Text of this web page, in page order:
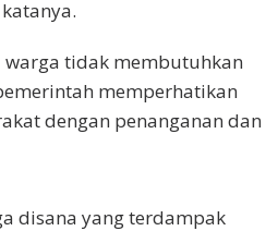
tidak membutuhkan
memperhatikan
dengan penanganan dan
disana yang terdampak